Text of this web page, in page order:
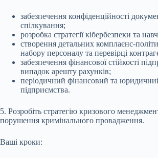
забезпечення конфіденційності
спілкування;
розробка стратегії кібербезпеки та
створення детальних комплаєнс-
набору персоналу та перевірці
забезпечення фінансової стійкості
випадок арешту рахунків;
періодичний фінансовий та
підприємства.
5. Розробіть стратегію кризового
порушення кримінального провадження.
Ваші кроки: